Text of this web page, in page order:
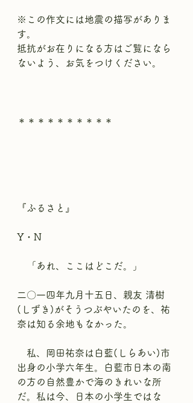
※この作文には地震の描写がありま
す。
抵抗がお在りになる方はご覧になら
ないよう、お気をつけください。
＊＊＊＊＊＊＊＊＊＊
『ふるさと』
Y・N
「あれ、ここはどこだ。」
二〇一四年九月十五日、親友 清樹
(しずき)がそうつぶやいたのを、祐
奈は知る余地もなかった。
私、岡田祐奈は白藍(しらあい)市
出身の小学六年生。白藍市日本の南
の方の自然豊かで海のきれいな所
だ。私は今、日本の小学生ではな